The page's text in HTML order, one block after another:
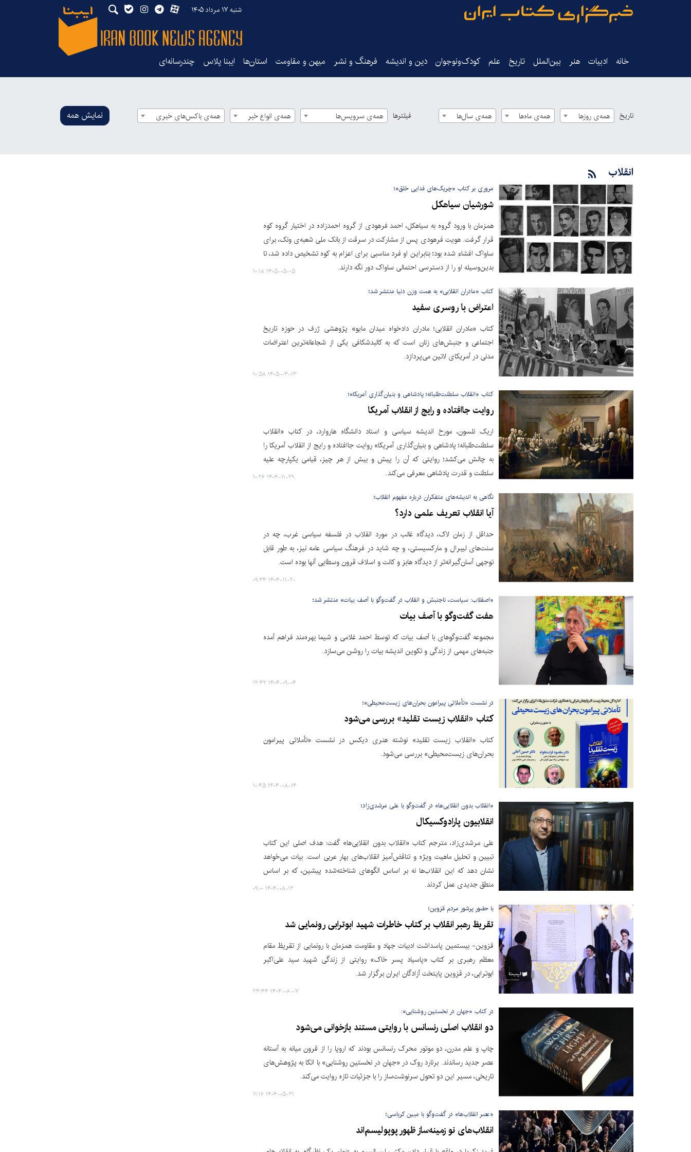
شنبه ۱۷ مرداد ۱۴۰۵
خانه ادبیات هنر بین‌الملل تاریخ‌ علم کودک‌ونوجوان دین و اندیشه فرهنگ و نشر میهن و مقاومت استان‌ها ایبنا پلاس چندرسانه‌ای
تاریخ همه‌ی روزها همه‌ی ماه‌ها همه‌ی سال‌ها فیلترها همه‌ی سرویس‌ها همه‌ی انواع خبر همه‌ی باکس‌های خبری نمایش همه
انقلاب
مروری بر کتاب «چریک‌های فدایی خلق»؛
شورشیان سیاهکل
همزمان با ورود گروه به سیاهکل، احمد فرهودی از گروه احمدزاده در اختیار گروه کوه
قرار گرفت. هویت فرهودی پس از مشارکت در سرقت از بانک ملی شعبه‌ی ونک، برای
ساواک افشاء شده بود؛ بنابراین او فرد مناسبی برای اعزام به کوه تشخیص داده شد، تا
بدین‌وسیله او را از دسترسی احتمالی ساواک دور نگه دارند.
۱۴۰۵-۰۵-۰۵ ۱۰:۱۸
کتاب «مادران انقلابی» به همت وزن دنیا منتشر شد؛
اعتراض با روسری سفید
کتاب «مادران انقلابی؛ مادران دادخواه میدان مایو» پژوهشی ژرف در حوزه‌ تاریخ
اجتماعی و جنبش‌های زنان است که به کالبدشکافی یکی از شجاعانه‌ترین اعتراضات
مدنی در آمریکای لاتین می‌پردازد.
۱۴۰۵-۰۳-۱۳ ۱۰:۵۸
کتاب «انقلاب سلطنت‌طلبانه؛ پادشاهی و بنیان‌گذاری آمریکا»؛
روایت جاافتاده و رایج از انقلاب آمریکا
اریک نلسون، مورخ اندیشه سیاسی و استاد دانشگاه هاروارد، در کتاب «انقلاب
سلطنت‌طلبانه؛ پادشاهی و بنیان‌گذاری آمریکا» روایت جاافتاده و رایج از انقلاب آمریکا را
به چالش می‌کشد؛ روایتی که آن را پیش و بیش از هر چیز، قیامی یکپارچه علیه
سلطنت و قدرت پادشاهی معرفی می‌کند.
۱۴۰۴-۱۱-۲۹ ۱۰:۲۶
نگاهی به اندیشه‌های متفکران درباره مفهوم انقلاب؛
آیا انقلاب تعریف علمی دارد؟
حداقل از زمان لاک، دیدگاه غالب در مورد انقلاب در فلسفه سیاسی غرب، چه در
سنت‌های لیبرال و مارکسیستی، و چه شاید در فرهنگ سیاسی عامه نیز، به طور قابل
توجهی آسان‌گیرانه‌تر از دیدگاه هابز و کانت و اسلاف قرون وسطایی آنها بوده است.
۱۴۰۴-۱۱-۲۰ ۰۹:۳۴
«اصقلاب: سیاست، ناجنبش و انقلاب در گفت‌وگو با آصف بیات» منتشر شد؛
هفت گفت‌وگو با آصف بیات
مجموعه گفت‌وگوهای با آصف بیات که توسط احمد غلامی و شیما بهره‌مند فراهم آمده
جنبه‌های مهمی از زندگی و تکوین اندیشه بیات را روشن می‌سازد.
۱۴۰۴-۰۹-۰۴ ۱۲:۴۲
در نشست «تأملاتی پیرامون بحران‌های زیست‌محیطی»؛
کتاب «انقلاب زیست تقلید» بررسی می‌شود
کتاب «انقلاب زیست تقلید» نوشته هنری دیکس در نشست «تأملاتی پیرامون
بحران‌های زیست‌محیطی» بررسی می‌شود.
۱۴۰۴-۰۸-۱۴ ۱۰:۴۵
«انقلاب بدون انقلابی‌ها» در گفت‌وگو با علی مرشدی‌زاد؛
انقلابیون پارادوکسیکال
علی مرشدی‌زاد، مترجم کتاب «انقلاب بدون انقلابی‌ها» گفت: هدف اصلی این کتاب
تبیین و تحلیل ماهیت ویژه و تناقض‌آمیز انقلاب‌های بهار عربی است. بیات می‌خواهد
نشان دهد که این انقلاب‌ها نه بر اساس الگوهای شناخته‌شده پیشین، که بر اساس
منطق جدیدی عمل کردند.
۱۴۰۴-۰۸-۱۲ ۰۹:۰۰
با حضور پرشور مردم قزوین؛
تقریظ رهبر انقلاب بر کتاب خاطرات شهید ابوترابی رونمایی شد
قزوین- بیستمین پاسداشت ادبیات جهاد و مقاومت همزمان با رونمایی از تقریظ مقام
معظم رهبری بر کتاب «پاسیاد پسر خاک» روایتی از زندگی شهید سید علی‌اکبر
ابوترابی، در قزوین پایتخت آزادگان ایران برگزار شد.
۱۴۰۴-۰۶-۰۷ ۲۳:۴۴
در کتاب «جهان در نخستین روشنایی»:
دو انقلاب اصلی رنسانس با روایتی مستند بازخوانی می‌شود
چاپ و علم مدرن، دو موتور محرک رنسانس بودند که اروپا را از قرون میانه به آستانه
عصر جدید رساندند. برنارد روک در «جهان در نخستین روشنایی» با اتکا به پژوهش‌های
تاریخی، مسیر این دو تحول سرنوشت‌ساز را با جزئیات تازه روایت می‌کند.
۱۴۰۴-۰۵-۲۱ ۱۱:۱۶
«عصر انقلاب‌ها» در گفت‌وگو با مبین کرباسی؛
انقلاب‌های نو زمینه‌ساز ظهور پوپولیسم‌اند